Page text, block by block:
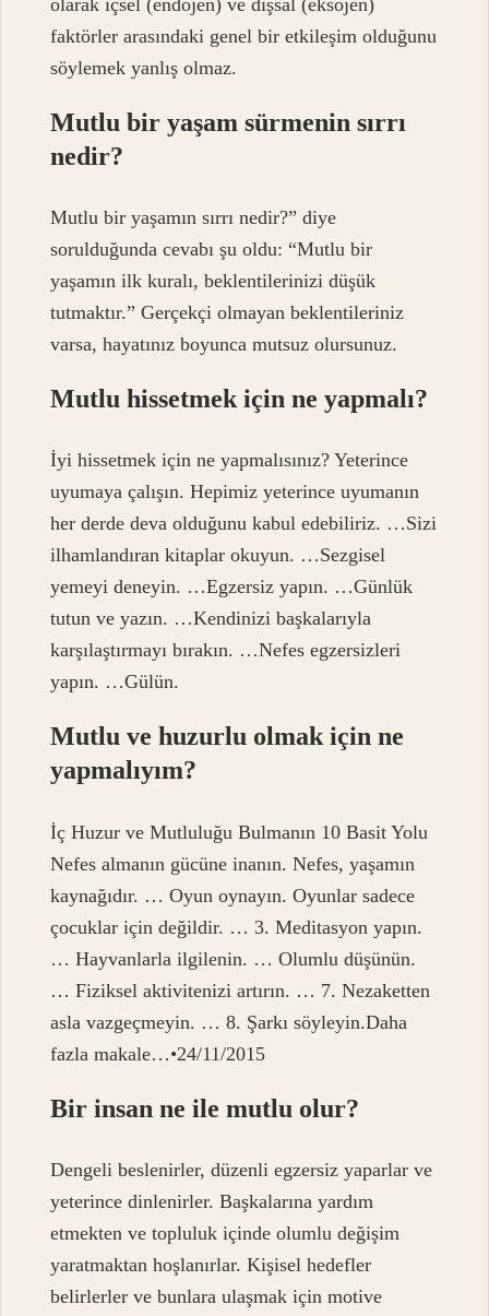
faktörler arasındaki genel bir etkileşim olduğunu
söylemek yanlış olmaz.
Mutlu bir yaşam sürmenin sırrı
nedir?
Mutlu bir yaşamın sırrı nedir?” diye
sorulduğunda cevabı şu oldu: “Mutlu bir
yaşamın ilk kuralı, beklentilerinizi düşük
tutmaktır.” Gerçekçi olmayan beklentileriniz
varsa, hayatınız boyunca mutsuz olursunuz.
Mutlu hissetmek için ne yapmalı?
İyi hissetmek için ne yapmalısınız? Yeterince
uyumaya çalışın. Hepimiz yeterince uyumanın
her derde deva olduğunu kabul edebiliriz. …Sizi
ilhamlandıran kitaplar okuyun. …Sezgisel
yemeyi deneyin. …Egzersiz yapın. …Günlük
tutun ve yazın. …Kendinizi başkalarıyla
karşılaştırmayı bırakın. …Nefes egzersizleri
yapın. …Gülün.
Mutlu ve huzurlu olmak için ne
yapmalıyım?
İç Huzur ve Mutluluğu Bulmanın 10 Basit Yolu
Nefes almanın gücüne inanın. Nefes, yaşamın
kaynağıdır. … Oyun oynayın. Oyunlar sadece
çocuklar için değildir. … 3. Meditasyon yapın.
… Hayvanlarla ilgilenin. … Olumlu düşünün.
… Fiziksel aktivitenizi artırın. … 7. Nezaketten
asla vazgeçmeyin. … 8. Şarkı söyleyin.Daha
fazla makale…•24/11/2015
Bir insan ne ile mutlu olur?
Dengeli beslenirler, düzenli egzersiz yaparlar ve
yeterince dinlenirler. Başkalarına yardım
etmekten ve topluluk içinde olumlu değişim
yaratmaktan hoşlanırlar. Kişisel hedefler
belirlerler ve bunlara ulaşmak için motive